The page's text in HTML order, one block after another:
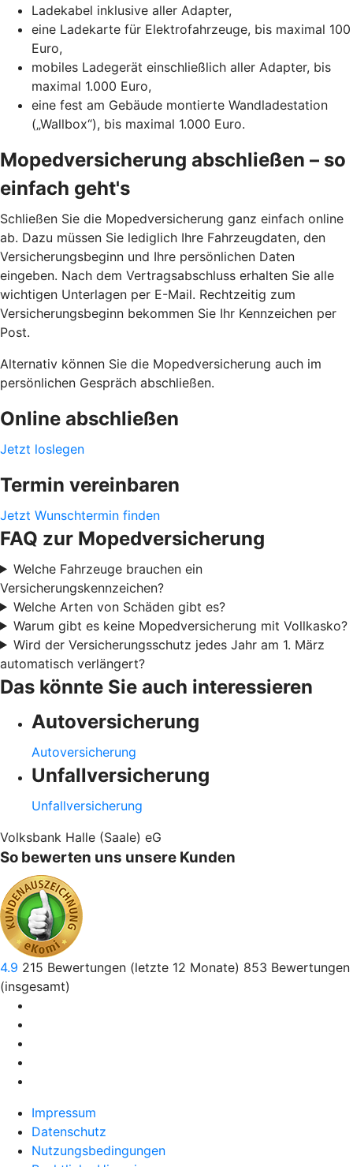
Ladekabel inklusive aller Adapter,
eine Ladekarte für Elektrofahrzeuge, bis maximal 100
Euro,
mobiles Ladegerät einschließlich aller Adapter, bis
maximal 1.000 Euro,
eine fest am Gebäude montierte Wandladestation
(„Wallbox“), bis maximal 1.000 Euro.
Mopedversicherung abschließen – so
einfach geht's
Schließen Sie die Mopedversicherung ganz einfach online
ab. Dazu müssen Sie lediglich Ihre Fahrzeugdaten, den
Versicherungsbeginn und Ihre persönlichen Daten
eingeben. Nach dem Vertragsabschluss erhalten Sie alle
wichtigen Unterlagen per E-Mail. Rechtzeitig zum
Versicherungsbeginn bekommen Sie Ihr Kennzeichen per
Post.
Alternativ können Sie die Mopedversicherung auch im
persönlichen Gespräch abschließen.
Online abschließen
Jetzt loslegen
Termin vereinbaren
Jetzt Wunschtermin finden
FAQ zur Mopedversicherung
Welche Fahrzeuge brauchen ein
Versicherungskennzeichen?
Welche Arten von Schäden gibt es?
Warum gibt es keine Mopedversicherung mit Vollkasko?
Wird der Versicherungsschutz jedes Jahr am 1. März
automatisch verlängert?
Das könnte Sie auch interessieren
Autoversicherung
Autoversicherung
Unfallversicherung
Unfallversicherung
Volksbank Halle (Saale) eG
So bewerten uns unsere Kunden
4.9 215 Bewertungen (letzte 12 Monate) 853 Bewertungen
(insgesamt)
Impressum
Datenschutz
Nutzungsbedingungen